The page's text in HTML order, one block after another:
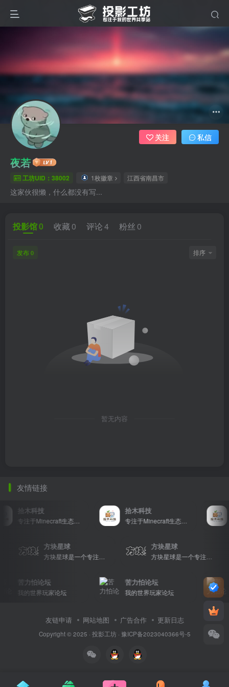
夜若
工坊UID：38002 1枚徽章 江西省南昌市
这家伙很懒，什么都没有写...
关注 私信
投影馆0 收藏 0 评论4 粉丝 0
发布 0 排序
暂无内容
友情链接
拾木科技
专注于Minecraft生态建设
拾木科技
专注于Minecraft生态建设
方块星球
方块星球是一个专注于我的世界的中文论坛，提供丰富的资源分享、玩家交流和创意展示，包括地图、皮肤、数据包等内容，打造Minecraft玩家的专属社区乐园！
方块星球
方块星球是一个专注于我的世界的中文论坛，提供丰富的资源分享、玩家交流和创意展示，包括地图、皮肤、数据包等内容，打造Minecraft玩家的专属社区乐园！
苦力怕论坛
我的世界玩家论坛
苦力怕论坛
我的世界玩家论坛
友链申请 网站地图 广告合作 更新日志
Copyright © 2025 · 投影工坊· 豫ICP备2023040366号-5